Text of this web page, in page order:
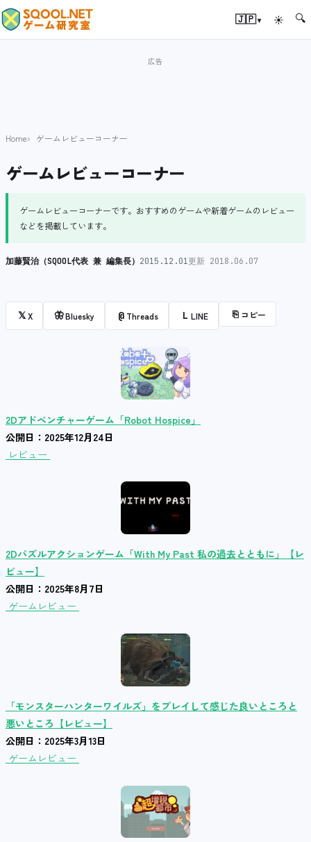
🇯🇵▾ ☀ 🔍
Home ゲームレビューコーナー
ゲームレビューコーナー
ゲームレビューコーナーです。おすすめのゲームや新着ゲームのレビュー
などを掲載しています。
加藤賢治（SQOOL代表 兼 編集長） 2015.12.01更新 2018.06.07
𝕏X 🦋Bluesky @ Threads L LINE ⎘ コピー
2Dアドベンチャーゲーム「Robot Hospice」
公開日：2025年12月24日
レビュー
2Dパズルアクションゲーム「With My Past 私の過去とともに」【レ
ビュー】
公開日：2025年8月7日
ゲームレビュー
「モンスターハンターワイルズ」をプレイして感じた良いところと
悪いところ【レビュー】
公開日：2025年3月13日
ゲームレビュー